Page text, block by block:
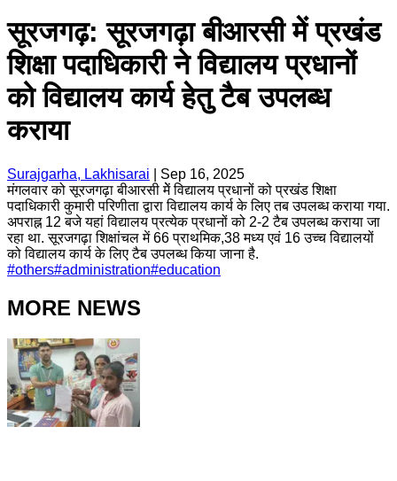
सूरजगढ़: सूरजगढ़ा बीआरसी में प्रखंड
शिक्षा पदाधिकारी ने विद्यालय प्रधानों
को विद्यालय कार्य हेतु टैब उपलब्ध
कराया
Surajgarha, Lakhisarai
Sep 16, 2025
मंगलवार को सूरजगढ़ा बीआरसी मेें विद्यालय प्रधानों को प्रखंड शिक्षा
पदाधिकारी कुमारी परिणीता द्वारा विद्यालय कार्य के लिए तब उपलब्ध कराया गया.
अपराह्न 12 बजे यहां विद्यालय प्रत्येक प्रधानों को 2-2 टैब उपलब्ध कराया जा
रहा था. सूरजगढ़ा शिक्षांचल में 66 प्राथमिक,38 मध्य एवं 16 उच्च विद्यालयों
को विद्यालय कार्य के लिए टैब उपलब्ध किया जाना है.
#others#administration#education
MORE NEWS